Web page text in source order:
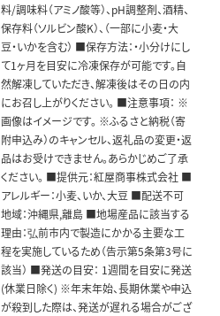
料/調味料（アミノ酸等）、pH調整剤、酒精、
保存料（ソルビン酸K）、（一部に小麦・大
豆・いかを含む） ■保存方法：・小分けにし
て1ヶ月を目安に冷凍保存が可能です。自
然解凍していただき、解凍後はその日の内
にお召し上がりください。 ■注意事項： ※
画像はイメージです。 ※ふるさと納税（寄
附申込み）のキャンセル、返礼品の変更・返
品はお受けできません。あらかじめご了承
ください。 ■提供元：紅屋商事株式会社 ■
アレルギー：小麦、いか、大豆 ■配送不可
地域：沖縄県,離島 ■地場産品に該当する
理由：弘前市内で製造にかかる主要な工
程を実施しているため（告示第5条第3号に
該当） ■発送の目安： 1週間を目安に発送
(休業日除く) ※年末年始、長期休業や申込
が殺到した際は、発送が遅れる場合がござ